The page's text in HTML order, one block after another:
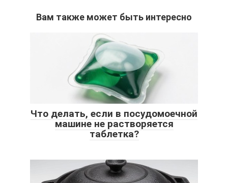
Вам также может быть интересно
Что делать, если в посудомоечной
машине не растворяется
таблетка?